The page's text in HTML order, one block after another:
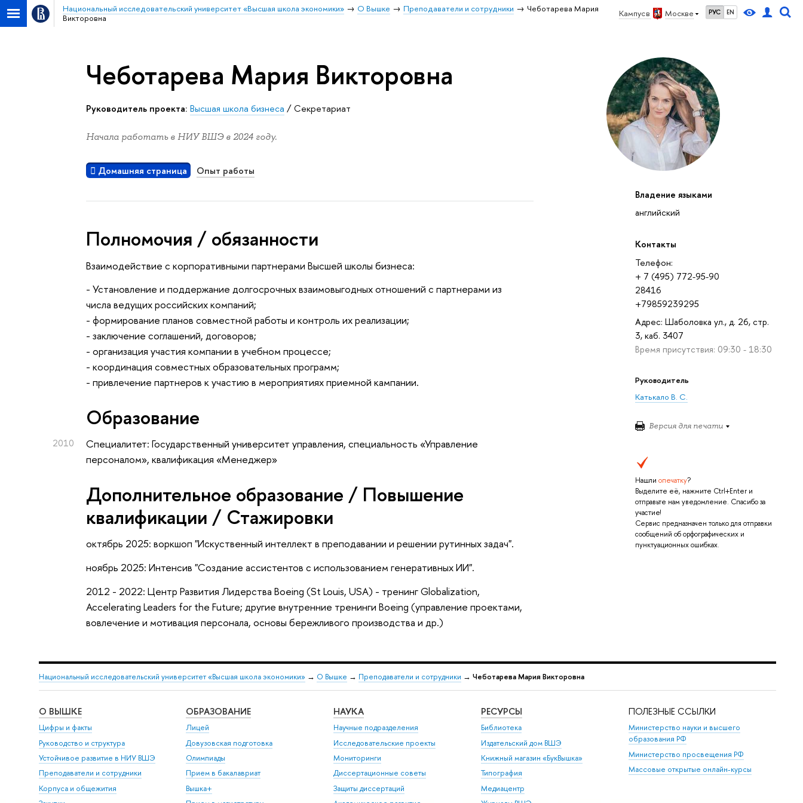
Кампус в Москве РУС EN
Национальный исследовательский университет «Высшая школа экономики» О Вышке Преподаватели и сотрудники
Чеботарева Мария
Викторовна
Владение языками
английский
Контакты
Телефон:
+ 7 (495) 772-95-90
28416
+79859239295
Адрес: Шаболовка ул., д. 26, стр.
3, каб. 3407
Время присутствия: 09:30 - 18:30
Руководитель
Катькало В. С.
Версия для печати
Нашли опечатку?
Выделите её, нажмите Ctrl+Enter и
отправьте нам уведомление. Спасибо за
участие!
Сервис предназначен только для отправки
сообщений об орфографических и
пунктуационных ошибках.
Чеботарева Мария Викторовна
Руководитель проекта: Высшая школа бизнеса /Секретариат
Начала работать в НИУ ВШЭ в 2024 году.
Домашняя страница Опыт работы
Полномочия / обязанности
Взаимодействие с корпоративными партнерами Высшей школы бизнеса:
- Установление и поддержание долгосрочных взаимовыгодных отношений с партнерами из
числа ведущих российских компаний;
- формирование планов совместной работы и контроль их реализации;
- заключение соглашений, договоров;
- организация участия компании в учебном процессе;
- координация совместных образовательных программ;
- привлечение партнеров к участию в мероприятиях приемной кампании.
Oбразование
2010
Специалитет: Государственный университет управления, специальность «Управление
персоналом», квалификация «Менеджер»
Дополнительное образование / Повышение
квалификации / Стажировки
октябрь 2025: воркшоп "Искуственный интеллект в преподавании и решении рутинных задач".
ноябрь 2025: Интенсив "Создание ассистентов с использованием генеративных ИИ".
2012 - 2022: Центр Развития Лидерства Boeing (St Louis, USA) - тренинг Globalization,
Accelerating Leaders for the Future; другие внутренние тренинги Boeing (управление проектами,
вовлечение и мотивация персонала, основы бережливого производства и др.)
Национальный исследовательский университет «Высшая школа экономики» → О Вышке → Преподаватели и сотрудники → Чеботарева Мария Викторовна
О ВЫШКЕ
Цифры и факты
Руководство и структура
Устойчивое развитие в НИУ ВШЭ
Преподаватели и сотрудники
Корпуса и общежития
ОБРАЗОВАНИЕ
Лицей
Довузовская подготовка
Олимпиады
Прием в бакалавриат
Вышка+
НАУКА
Научные подразделения
Исследовательские проекты
Мониторинги
Диссертационные советы
Защиты диссертаций
РЕСУРСЫ
Библиотека
Издательский дом ВШЭ
Книжный магазин «БукВышка»
Типография
Медиацентр
ПОЛЕЗНЫЕ ССЫЛКИ
Министерство науки и высшего
образования РФ
Министерство просвещения РФ
Массовые открытые онлайн-курсы